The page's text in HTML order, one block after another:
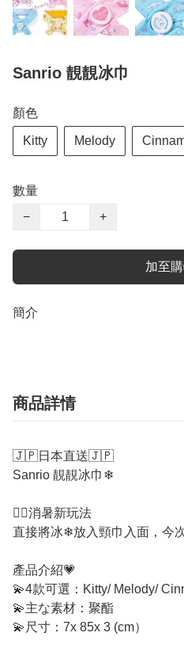
Sanrio 靚靚冰巾
顏色
Kitty Melody
數量
−
+
加至
簡介
商品詳情
🇯🇵日本直送🇯🇵
Sanrio 靚靚冰巾❄
☝🏻消暑新玩法
直接將冰❄放入頸巾入面，今
產品介紹💗
💫4款可選：Kitty/ Melody/
💫主な素材：聚酯
💫尺寸：7x 85x 3 (cm）